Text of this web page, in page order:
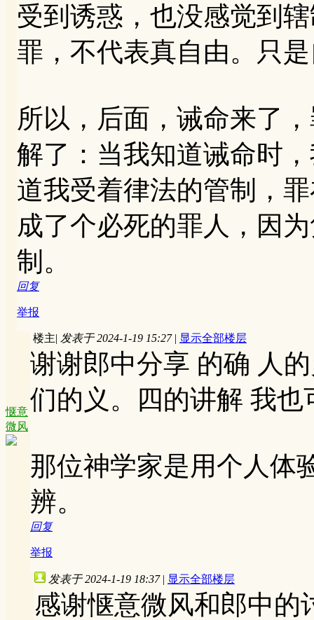
受到诱惑，也没感觉到
罪，不代表真自由。只
所以，后面，诫命来了
解了：当我知道诫命时
道我受着律法的管制，
成了个必死的罪人，因
制。
回复
举报
惬意
微风
楼主| 发表于 2024-1-19 15:27 | 显示全部楼层
谢谢郎中分享 的确 人
们的义。四的讲解 我
那位神学家是用个人体
辨。
回复
举报
发表于 2024-1-19 18:37 | 显示全部楼层
感谢惬意微风和郎中的